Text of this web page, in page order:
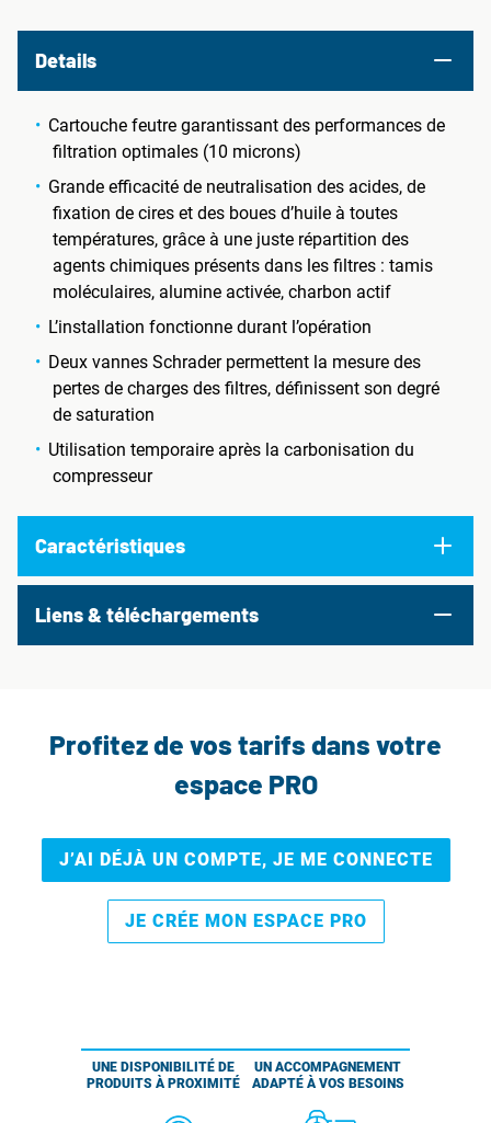
Details
Cartouche feutre garantissant des performances de
filtration optimales (10 microns)
Grande efficacité de neutralisation des acides, de
fixation de cires et des boues d’huile à toutes
températures, grâce à une juste répartition des
agents chimiques présents dans les filtres : tamis
moléculaires, alumine activée, charbon actif
L’installation fonctionne durant l’opération
Deux vannes Schrader permettent la mesure des
pertes de charges des filtres, définissent son degré
de saturation
Utilisation temporaire après la carbonisation du
compresseur
Caractéristiques
Liens & téléchargements
Profitez de vos tarifs dans votre
espace PRO
J’AI DÉJÀ UN COMPTE, JE ME CONNECTE
JE CRÉE MON ESPACE PRO
UNE DISPONIBILITÉ DE
PRODUITS À PROXIMITÉ
UN ACCOMPAGNEMENT
ADAPTÉ À VOS BESOINS